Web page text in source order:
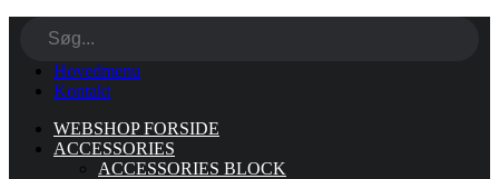
Hovedmenu
Kontakt
WEBSHOP FORSIDE
ACCESSORIES
ACCESSORIES BLOCK